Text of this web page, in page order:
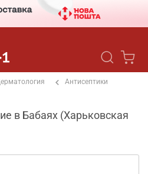
Антисептики
в Бабаях (Харьковская